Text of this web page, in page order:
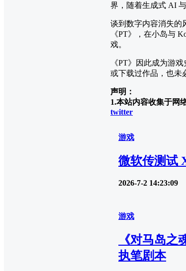
界，随着生成式 AI
谈到数字内容消失的
《PT》，在小岛与
戏。
《PT》因此成为游
或下载过作品，也未
声明：
1.本站内容收集于网
twitter
游戏
微软传测试
2026-7-2 14:23:09
游戏
《对马岛
执笔剧本